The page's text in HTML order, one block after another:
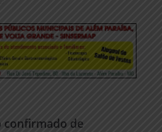
confirmado de